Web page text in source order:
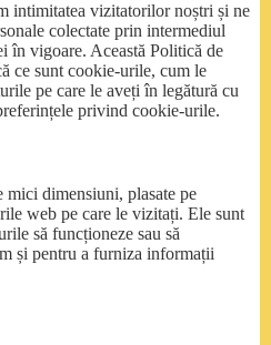
intimitatea vizitatorilor noștri și ne
colectate prin intermediul
în vigoare. Această Politică de
ce sunt cookie-urile, cum le
pe care le aveți în legătură cu
privind cookie-urile.
dimensiuni, plasate pe
web pe care le vizitați. Ele sunt
să funcționeze sau să
și pentru a furniza informații